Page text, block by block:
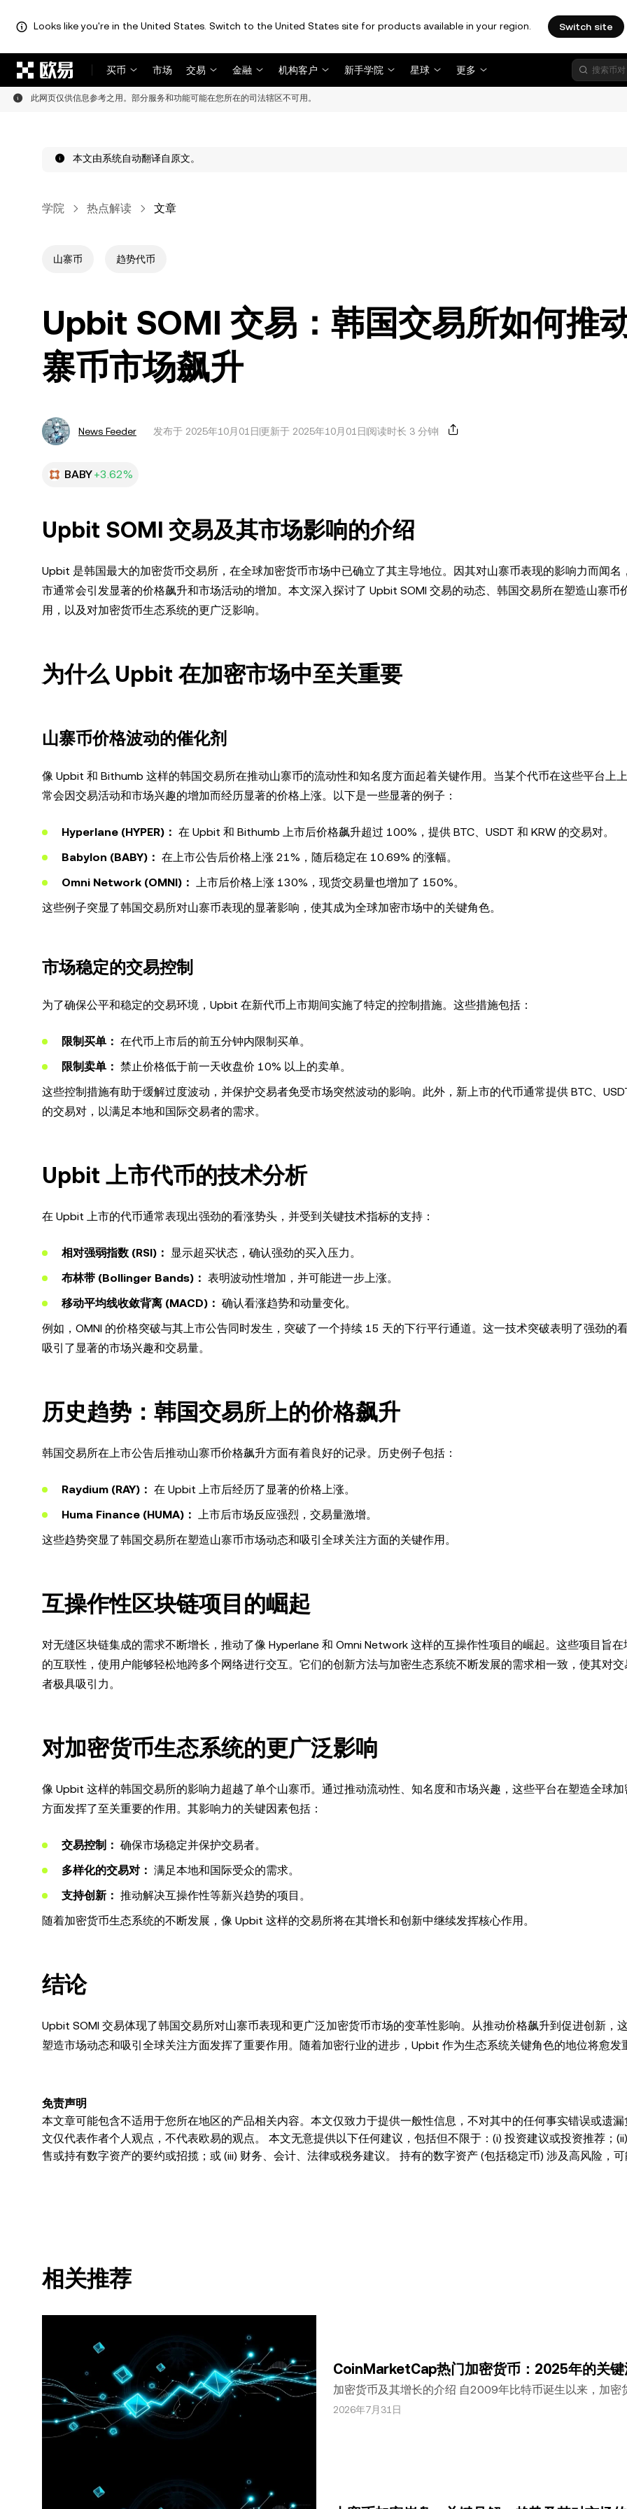
Looks like you're in the United States. Switch to the United States site for products available in your region. Switch site
买币
市场 交易 金融 机构客户 新手学院 星球 更多
此网页仅供信息参考之用。部分服务和功能可能在您所在的司法辖区不可用。
本文由系统自动翻译自原文。
学院 热点解读 文章
山寨币 趋势代币
Upbit SOMI 交易：韩国交易所如何推
寨币市场飙升
News Feeder 发布于 2025年10月01日 更新于 2025年10月01日 阅读时长 3 分钟
BABY+3.62%
Upbit SOMI 交易及其市场影响的介绍
Upbit 是韩国最大的加密货币交易所，在全球加密货币市场中已确立了其主导地位。因其对山寨币表现的影响力而闻名
市通常会引发显著的价格飙升和市场活动的增加。本文深入探讨了 Upbit SOMI 交易的动态、韩国交易所在塑造山寨币
用，以及对加密货币生态系统的更广泛影响。
为什么 Upbit 在加密市场中至关重要
山寨币价格波动的催化剂
像 Upbit 和 Bithumb 这样的韩国交易所在推动山寨币的流动性和知名度方面起着关键作用。当某个代币在这些平台上
常会因交易活动和市场兴趣的增加而经历显著的价格上涨。以下是一些显著的例子：
Hyperlane (HYPER)： 在 Upbit 和 Bithumb 上市后价格飙升超过 100%，提供 BTC、USDT 和 KRW 的交易对。
Babylon (BABY)： 在上市公告后价格上涨 21%，随后稳定在 10.69% 的涨幅。
Omni Network (OMNI)： 上市后价格上涨 130%，现货交易量也增加了 150%。
这些例子突显了韩国交易所对山寨币表现的显著影响，使其成为全球加密市场中的关键角色。
市场稳定的交易控制
为了确保公平和稳定的交易环境，Upbit 在新代币上市期间实施了特定的控制措施。这些措施包括：
限制买单： 在代币上市后的前五分钟内限制买单。
限制卖单： 禁止价格低于前一天收盘价 10% 以上的卖单。
这些控制措施有助于缓解过度波动，并保护交易者免受市场突然波动的影响。此外，新上市的代币通常提供 BTC、
的交易对，以满足本地和国际交易者的需求。
Upbit 上市代币的技术分析
在 Upbit 上市的代币通常表现出强劲的看涨势头，并受到关键技术指标的支持：
相对强弱指数 (RSI)：
显示超买状态，确认强劲的买入压力。
布林带 (Bollinger Bands)： 表明波动性增加，并可能进一步上涨。
移动平均线收敛背离 (MACD)： 确认看涨趋势和动量变化。
例如，OMNI 的价格突破与其上市公告同时发生，突破了一个持续 15 天的下行平行通道。这一技术突破表明了强劲的
吸引了显著的市场兴趣和交易量。
历史趋势：韩国交易所上的价格飙升
韩国交易所在上市公告后推动山寨币价格飙升方面有着良好的记录。历史例子包括：
Raydium (RAY)： 在 Upbit 上市后经历了显著的价格上涨。
Huma Finance (HUMA)： 上市后市场反应强烈，交易量激增。
这些趋势突显了韩国交易所在塑造山寨币市场动态和吸引全球关注方面的关键作用。
互操作性区块链项目的崛起
对无缝区块链集成的需求不断增长，推动了像 Hyperlane 和 Omni Network 这样的互操作性项目的崛起。这些项目旨在
的互联性，使用户能够轻松地跨多个网络进行交互。它们的创新方法与加密生态系统不断发展的需求相一致，使其对交
者极具吸引力。
对加密货币生态系统的更广泛影响
像 Upbit 这样的韩国交易所的影响力超越了单个山寨币。通过推动流动性、知名度和市场兴趣，这些平台在塑造全球加
方面发挥了至关重要的作用。其影响力的关键因素包括：
交易控制： 确保市场稳定并保护交易者。
多样化的交易对： 满足本地和国际受众的需求。
支持创新： 推动解决互操作性等新兴趋势的项目。
随着加密货币生态系统的不断发展，像 Upbit 这样的交易所将在其增长和创新中继续发挥核心作用。
结论
Upbit SOMI 交易体现了韩国交易所对山寨币表现和更广泛加密货币市场的变革性影响。从推动价格飙升到促进创新，
塑造市场动态和吸引全球关注方面发挥了重要作用。随着加密行业的进步，Upbit 作为生态系统关键角色的地位将愈发
免责声明
本文章可能包含不适用于您所在地区的产品相关内容。本文仅致力于提供一般性信息，不对其中的任何事实错误或遗
文仅代表作者个人观点，不代表欧易的观点。 本文无意提供以下任何建议，包括但不限于：(i) 投资建议或投资推荐；
售或持有数字资产的要约或招揽；或 (iii) 财务、会计、法律或税务建议。 持有的数字资产 (包括稳定币) 涉及高风险，
波动，甚至变得毫无价值。您应根据自己的财务状况仔细考虑交易或持有数字资产是否适合您。有关您具体情况的问题
相关推荐
CoinMarketCap热门加密货币：2025年的关
加密货币及其增长的介绍 自2009年比特币诞生以来，加
展为一个市值数万亿美元的生态系统，截至2025年已有超
2026年7月31日